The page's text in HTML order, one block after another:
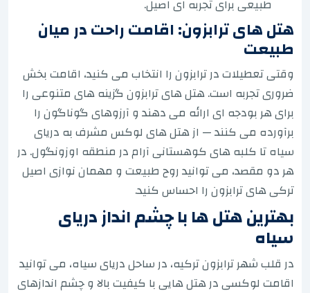
طبیعی برای تجربه ای اصیل.
هتل های ترابزون: اقامت راحت در میان
طبیعت
وقتی تعطیلات در ترابزون را انتخاب می کنید، اقامت بخش
ضروری تجربه است. هتل های ترابزون گزینه های متنوعی را
برای هر بودجه ای ارائه می دهند و آرزوهای گوناگون را
برآورده می کنند — از هتل های لوکس مشرف به دریای
سیاه تا کلبه های کوهستانی آرام در منطقه اوزونگول. در
هر دو مقصد، می توانید روح طبیعت و مهمان نوازی اصیل
ترکی های ترابزون را احساس کنید.
بهترین هتل ها با چشم انداز دریای
سیاه
در قلب شهر ترابزون ترکیه، در ساحل دریای سیاه، می توانید
اقامت لوکسی در هتل هایی با کیفیت بالا و چشم اندازهای